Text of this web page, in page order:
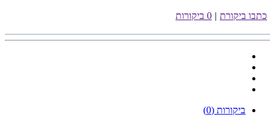
כתבו ביקורת | 0 ביקורות
ביקורות (0)